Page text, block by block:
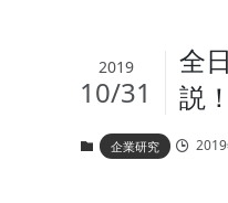
全
説！
2019
10/31
企業研究